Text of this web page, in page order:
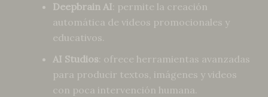
Deepbrain AI: permite la creación
automática de videos promocionales y
educativos.
AI Studios: ofrece herramientas avanzadas
para producir textos, imágenes y videos
con poca intervención humana.